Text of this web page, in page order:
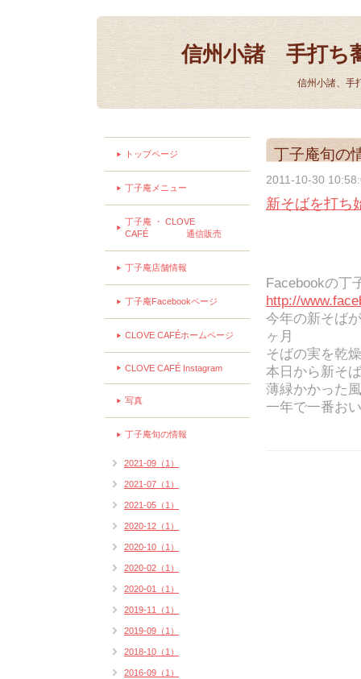
信州小諸 手打ち
信州小諸、手
丁子庵旬の
2011-10-30
新そばを打ち
Facebookの丁
http://
今年の新そば
ヶ月
そばの実を乾
本日から新そ
薄緑かかった
一年で一番お
トップページ
丁子庵メニュー
丁子庵 ・ CLOVE
CAFÉ 通信販売
丁子庵店舗情報
丁子庵Facebookページ
CLOVE CAFÉホームページ
CLOVE CAFÉ Instagram
写真
丁子庵旬の情報
2021-09（1）
2021-07（1）
2021-05（1）
2020-12（1）
2020-10（1）
2020-02（1）
2020-01（1）
2019-11（1）
2019-09（1）
2018-10（1）
2016-09（1）